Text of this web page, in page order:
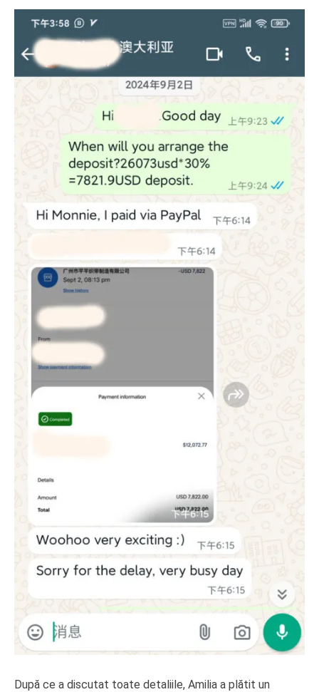
După ce a discutat toate detaliile, Amilia a plătit un